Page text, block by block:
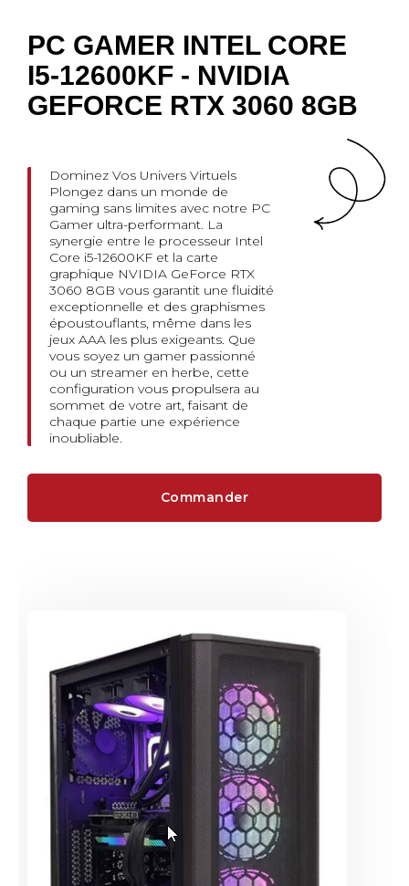
PC GAMER INTEL CORE
I5-12600KF - NVIDIA
GEFORCE RTX 3060 8GB
Dominez Vos Univers Virtuels
Plongez dans un monde de
gaming sans limites avec notre PC
Gamer ultra-performant. La
synergie entre le processeur Intel
Core i5-12600KF et la carte
graphique NVIDIA GeForce RTX
3060 8GB vous garantit une fluidité
exceptionnelle et des graphismes
époustouflants, même dans les
jeux AAA les plus exigeants. Que
vous soyez un gamer passionné
ou un streamer en herbe, cette
configuration vous propulsera au
sommet de votre art, faisant de
chaque partie une expérience
inoubliable.
Commander